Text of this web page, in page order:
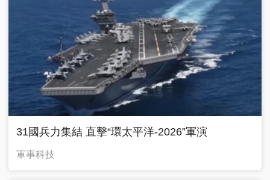
31國兵力集結 直擊“環太平洋-2026”軍演
軍事科技